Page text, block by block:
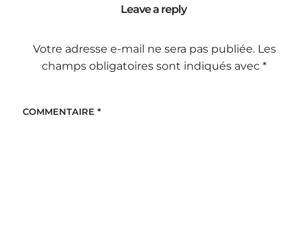
Leave a reply
Votre adresse e-mail ne sera pas publiée. Les
champs obligatoires sont indiqués avec*
COMMENTAIRE *